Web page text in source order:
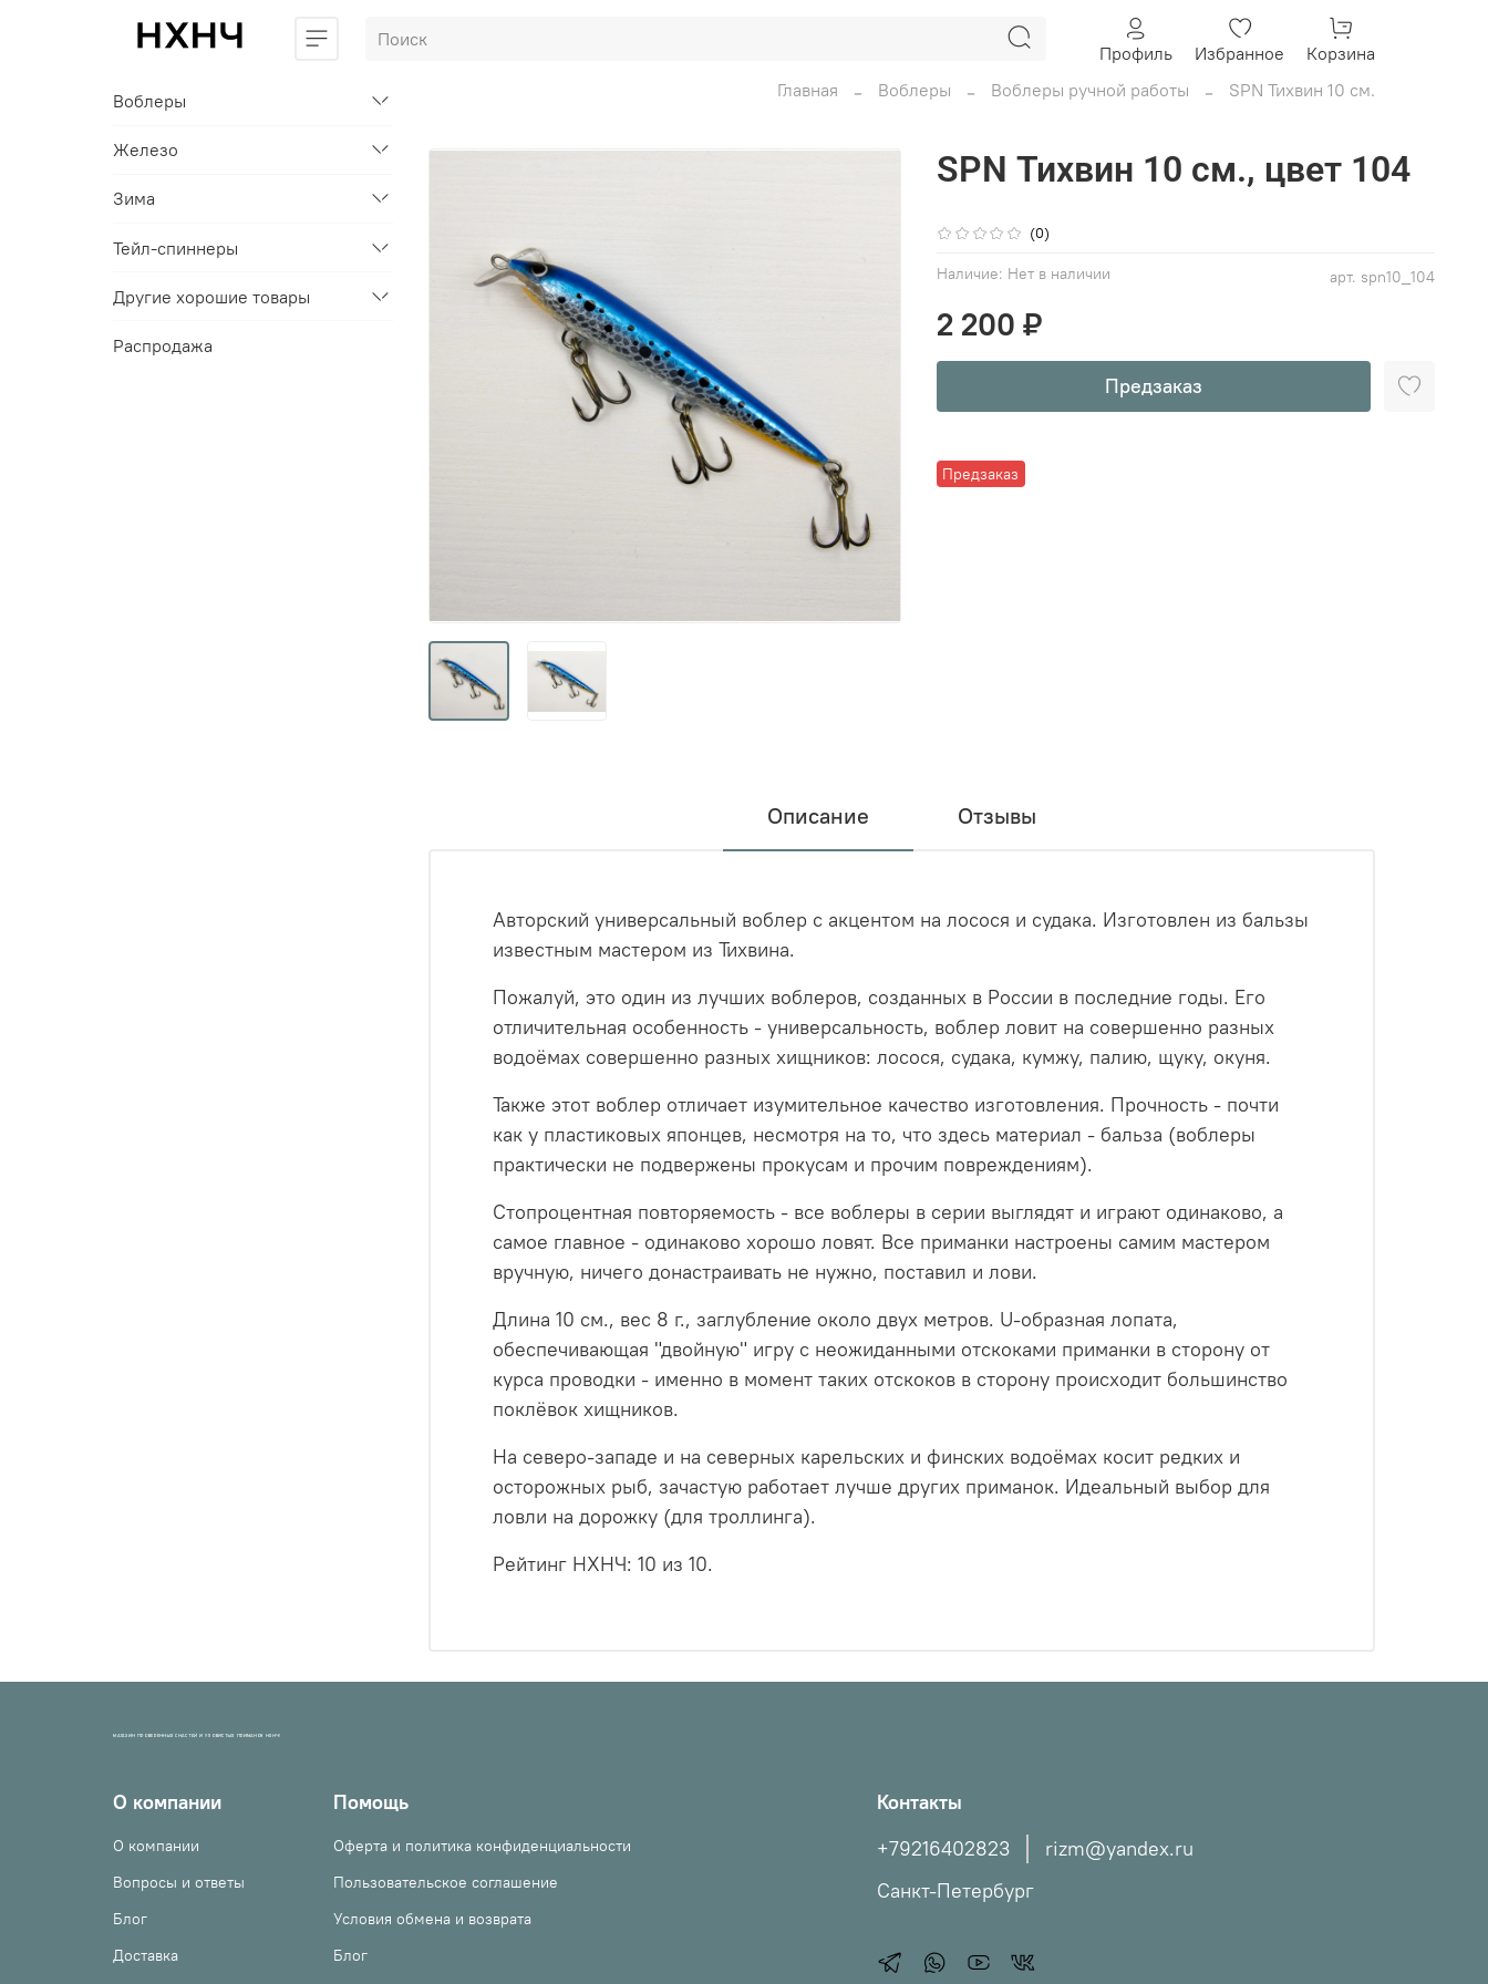
Профиль Избранное
Корзина
Главная
Воблеры Воблеры ручной работы SPN Тихвин 10 см.
(0)
арт. spn10_104
Наличие: Нет в наличии
Предзаказ
SPN Тихвин 10 см., цвет 104
2 200 ₽
Предзаказ
Описание Отзывы
Авторский универсальный воблер с акцентом на лосося и судака. Изготовлен из бальзы
известным мастером из Тихвина.
Пожалуй, это один из лучших воблеров, созданных в России в последние годы. Его
отличительная особенность - универсальность, воблер ловит на совершенно разных
водоёмах совершенно разных хищников: лосося, судака, кумжу, палию, щуку, окуня.
Также этот воблер отличает изумительное качество изготовления. Прочность - почти
как у пластиковых японцев, несмотря на то, что здесь материал - бальза (воблеры
практически не подвержены прокусам и прочим повреждениям).
Стопроцентная повторяемость - все воблеры в серии выглядят и играют одинаково, а
самое главное - одинаково хорошо ловят. Все приманки настроены самим мастером
вручную, ничего донастраивать не нужно, поставил и лови.
Длина 10 см., вес 8 г., заглубление около двух метров. U-образная лопата,
обеспечивающая "двойную" игру с неожиданными отскоками приманки в сторону от
курса проводки - именно в момент таких отскоков в сторону происходит большинство
поклёвок хищников.
На северо-западе и на северных карельских и финских водоёмах косит редких и
осторожных рыб, зачастую работает лучше других приманок. Идеальный выбор для
ловли на дорожку (для троллинга).
Рейтинг НХНЧ: 10 из 10.
Воблеры
Железо
Зима
Тейл-спиннеры
Другие хорошие товары
Распродажа
МАГАЗИН ПРОВЕРЕННЫХ СНАСТЕЙ И УЛОВИСТЫХ ПРИМАНОК НХНЧ!
О компании
О компании
Вопросы и ответы
Блог
Доставка
Помощь
Оферта и политика конфиденциальности
Пользовательское соглашение
Условия обмена и возврата
Блог
Контакты
+79216402823
rizm@yandex.ru
Санкт-Петербург